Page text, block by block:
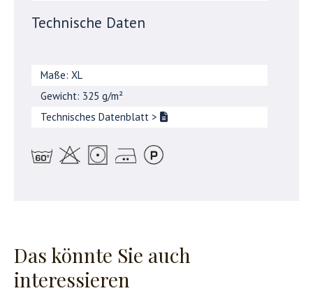
Technische Daten
Maße: XL
Gewicht: 325 g/m²
Technisches Datenblatt >
Das könnte Sie auch
interessieren